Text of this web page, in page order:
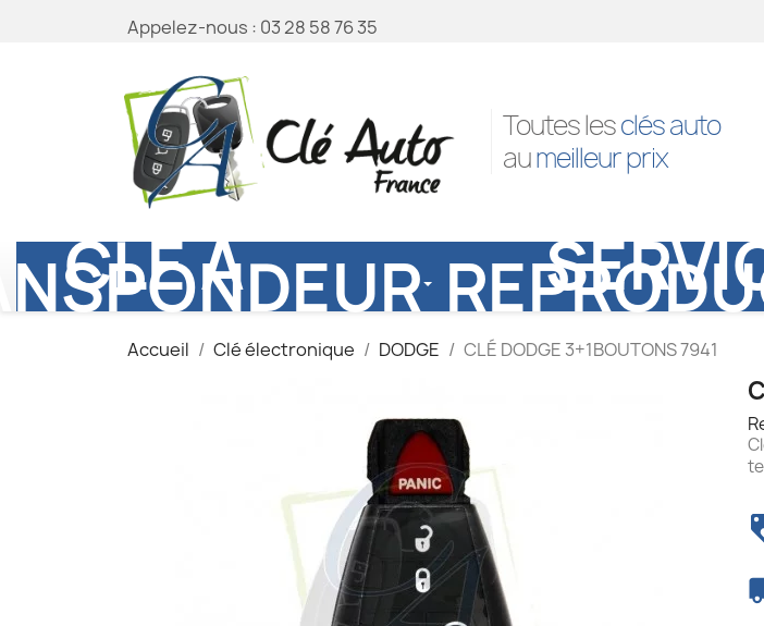
Appelez-nous : 03 28 58 76 35
Toutes lesclés auto
aumeilleur prix
CLÉ À
Accueil Clé électronique DODGE CLÉ DODGE 3+1BOUTONS 7941